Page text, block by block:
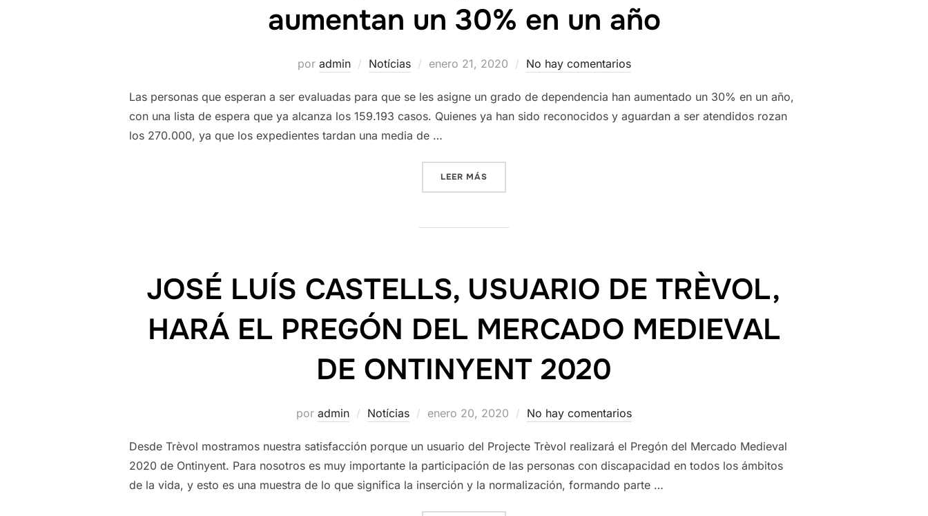
aumentan un 30% en un año
por admin Notícias
Publicado
enero 21, 2020 No hay comentarios
Las personas que esperan a ser evaluadas para que se les asigne un grado de dependencia han aumentado un 30% en un año,
con una lista de espera que ya alcanza los 159.193 casos. Quienes ya han sido reconocidos y aguardan a ser atendidos rozan
los 270.000, ya que los expedientes tardan una media de …
LEER MÁS
JOSÉ LUÍS CASTELLS, USUARIO DE TRÈVOL,
HARÁ EL PREGÓN DEL MERCADO MEDIEVAL
DE ONTINYENT 2020
por admin Notícias
Publicado
enero 20, 2020 No hay comentarios
Desde Trèvol mostramos nuestra satisfacción porque un usuario del Projecte Trèvol realizará el Pregón del Mercado Medieval
2020 de Ontinyent. Para nosotros es muy importante la participación de las personas con discapacidad en todos los ámbitos
de la vida, y esto es una muestra de lo que significa la inserción y la normalización, formando parte …